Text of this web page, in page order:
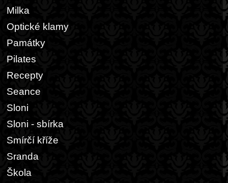
Milka
Optické klamy
Památky
Pilates
Recepty
Seance
Sloni
Sloni - sbírka
Smírčí kříže
Sranda
Škola